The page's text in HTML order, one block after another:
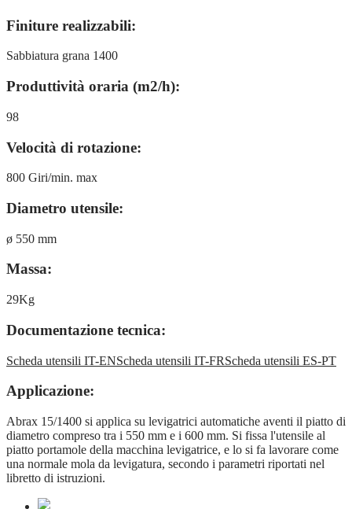
Finiture realizzabili:
Sabbiatura grana 1400
Produttività oraria (m2/h):
98
Velocità di rotazione:
800 Giri/min. max
Diametro utensile:
ø 550 mm
Massa:
29Kg
Documentazione tecnica:
Scheda utensili IT-ENScheda utensili IT-FRScheda utensili ES-PT
Applicazione:
Abrax 15/1400 si applica su levigatrici automatiche aventi il piatto di
diametro compreso tra i 550 mm e i 600 mm. Si fissa l'utensile al
piatto portamole della macchina levigatrice, e lo si fa lavorare come
una normale mola da levigatura, secondo i parametri riportati nel
libretto di istruzioni.